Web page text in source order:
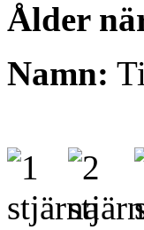
Ålder
Namn: